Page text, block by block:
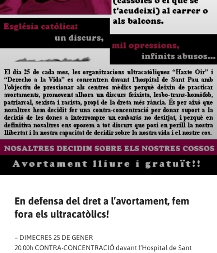
En defensa del dret a l’avortament, fem
fora els ultracatòlics!
– DIMECRES 25 DE GENER
20.00h CONTRA-CONCENTRACIÓ davant l’Hospital de Sant